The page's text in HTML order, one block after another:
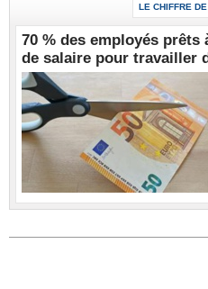
LE CHIFFRE
70 % des employés
de salaire pour travailler